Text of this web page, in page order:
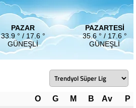
PAZAR
33.9 ° / 17.6 °
GÜNEŞLI
PAZARTESI
35.6 ° / 17.6 °
GÜNEŞLI
O G M B Av
P